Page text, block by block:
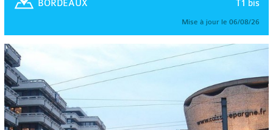
T1 bis
BORDEAUX
Mise à jour le 06/08/26